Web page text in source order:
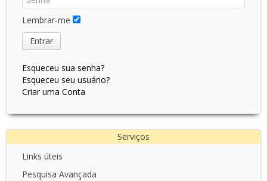
Lembrar-me
Entrar
Esqueceu sua senha?
Esqueceu seu usuário?
Criar uma Conta
Serviços
Links úteis
Pesquisa Avançada